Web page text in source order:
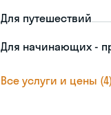
Для путешествий
Для начинающих -
Все услуги и цены (4)